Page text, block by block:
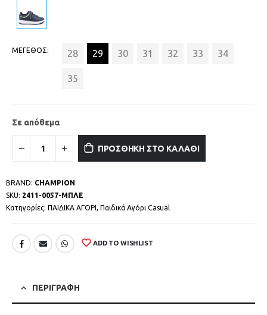
ΜΕΓΕΘΟΣ 28 29 30 31 32 33 34
35
Σε απόθεμα
ΠΡΟΣΘΗΚΗ ΣΤΟ ΚΑΛΑΘΙ
BRAND: CHAMPION
SKU: 2411-0057-ΜΠΛΕ
Κατηγορίες: ΠΑΙΔΙΚΑ ΑΓΟΡΙ, Παιδικά Αγόρι Casual
ADD TO WISHLIST
ΠΕΡΙΓΡΑΦΗ